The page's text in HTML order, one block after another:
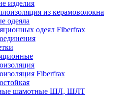
изделия
из керамоволокна
одеяла
одеял Fiberfrax
Fiberfrax
шамотные ШЛ, ШЛТ